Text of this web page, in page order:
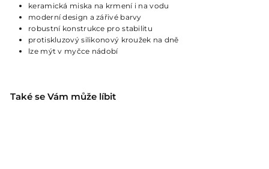
keramická miska na krmení i na vodu
moderní design a zářivé barvy
robustní konstrukce pro stabilitu
protiskluzový silikonový kroužek na dně
lze mýt v myčce nádobí
Také se Vám může líbit